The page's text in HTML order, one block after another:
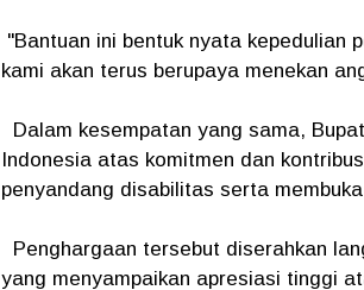
"Bantuan ini bentuk nyata kepedulian
kami akan terus berupaya menekan
Dalam kesempatan yang sama,
Indonesia atas komitmen dan
penyandang disabilitas serta
Penghargaan tersebut diserahkan
yang menyampaikan apresiasi tinggi